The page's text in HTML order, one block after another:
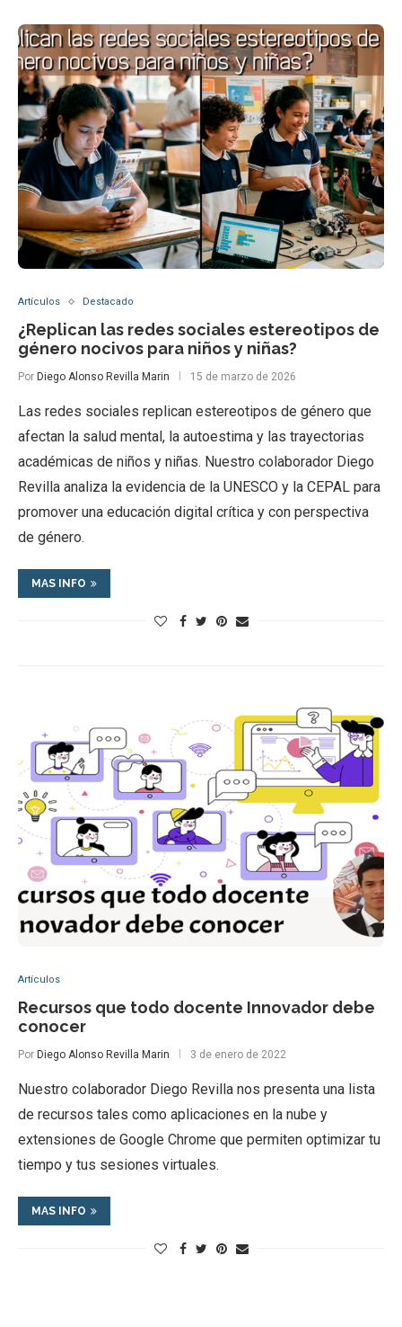
Artículos Destacado
¿Replican las redes sociales estereotipos de
género nocivos para niños y niñas?
Por Diego Alonso Revilla Marin 15 de marzo de 2026
Las redes sociales replican estereotipos de género que
afectan la salud mental, la autoestima y las trayectorias
académicas de niños y niñas. Nuestro colaborador Diego
Revilla analiza la evidencia de la UNESCO y la CEPAL para
promover una educación digital crítica y con perspectiva
de género.
MAS INFO
Artículos
Recursos que todo docente Innovador debe
conocer
Por Diego Alonso Revilla Marin 3 de enero de 2022
Nuestro colaborador Diego Revilla nos presenta una lista
de recursos tales como aplicaciones en la nube y
extensiones de Google Chrome que permiten optimizar tu
tiempo y tus sesiones virtuales.
MAS INFO